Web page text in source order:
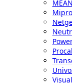
Mipro